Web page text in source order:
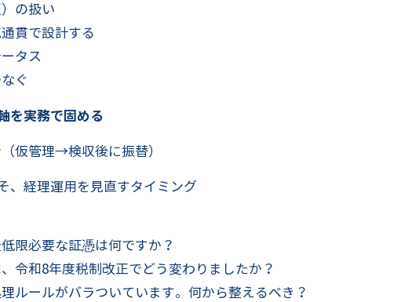
の扱い
貫で設計する
タス
ぐ
を実務で固める
仮管理→検収後に振替）
、経理運用を見直すタイミング
限必要な証憑は何ですか？
令和8年度税制改正でどう変わりましたか？
ルールがバラついています。何から整えるべき？